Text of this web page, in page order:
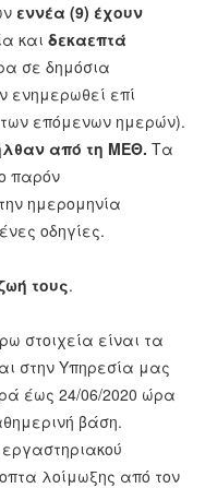
εννέα (9) έχουν
και δεκαεπτά
σε δημόσια
ενημερωθεί επί
των επόμενων ημερών).
από τη ΜΕΘ. Τα
παρόν
ημερομηνία
οδηγίες.
τους.
στοιχεία είναι τα
στην Υπηρεσία μας
έως 24/06/2020 ώρα
βάση.
λοίμωξης από τον